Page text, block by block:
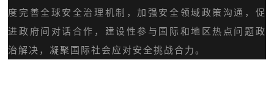
度完善全球安全治理机制，加强安全领域政策沟通，促
进政府间对话合作，建设性参与国际和地区热点问题政
治解决，凝聚国际社会应对安全挑战合力。